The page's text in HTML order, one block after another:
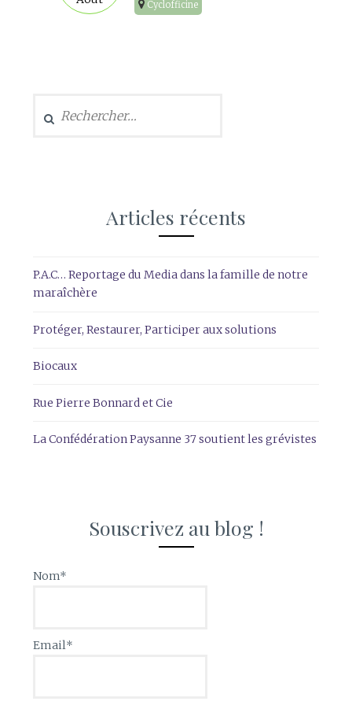
Cyclofficine
Articles récents
P.A.C… Reportage du Media dans la famille de notre
maraîchère
Protéger, Restaurer, Participer aux solutions
Biocaux
Rue Pierre Bonnard et Cie
La Confédération Paysanne 37 soutient les grévistes
Souscrivez au blog !
Nom*
Email*